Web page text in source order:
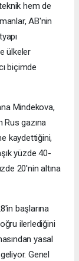
hem de
AB'nin
ülkeler
biçimde
Mindekova,
Rus gazına
kaydettiğini,
yüzde 40-
20'nin altına
başlarına
ilerlediğini
yasal
Genel